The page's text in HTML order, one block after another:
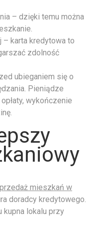
– dzięki temu można
– karta kredytowa to
zdolność
ubieganiem się o
Pieniądze
wykończenie
mieszkań w
doradcy kredytowego.
kupna lokalu przy